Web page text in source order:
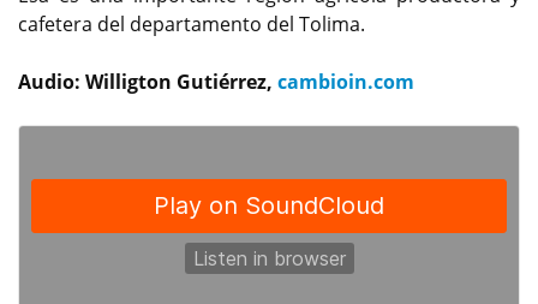
cafetera del departamento del Tolima.
Audio: Willigton Gutiérrez, cambioin.com